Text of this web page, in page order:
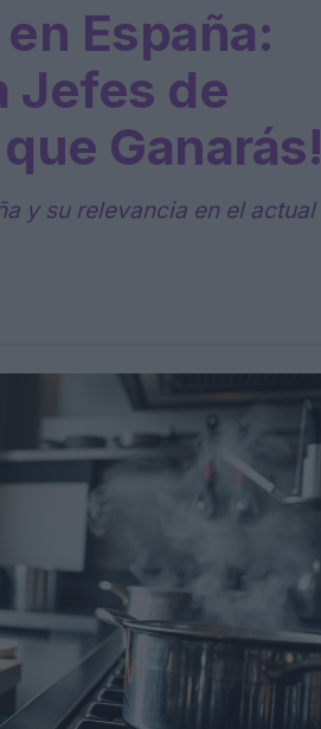
España:
Jefes de
Ganarás!
y su relevancia en el actual